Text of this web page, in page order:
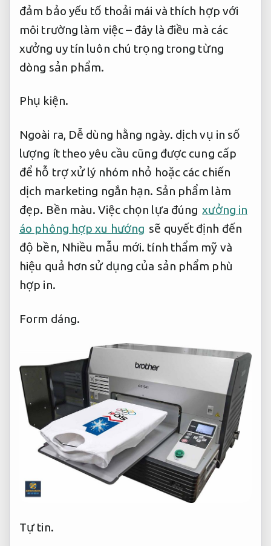
đảm bảo yếu tố thoải mái và thích hợp với
môi trường làm việc – đây là điều mà các
xưởng uy tín luôn chú trọng trong từng
dòng sản phẩm.
Phụ kiện.
Ngoài ra, Dễ dùng hằng ngày. dịch vụ in số
lượng ít theo yêu cầu cũng được cung cấp
để hỗ trợ xử lý nhóm nhỏ hoặc các chiến
dịch marketing ngắn hạn. Sản phẩm làm
đẹp. Bền màu. Việc chọn lựa đúng xưởng in
áo phông hợp xu hướng sẽ quyết định đến
độ bền, Nhiều mẫu mới. tính thẩm mỹ và
hiệu quả hơn sử dụng của sản phẩm phù
hợp in.
Form dáng.
Tự tin.